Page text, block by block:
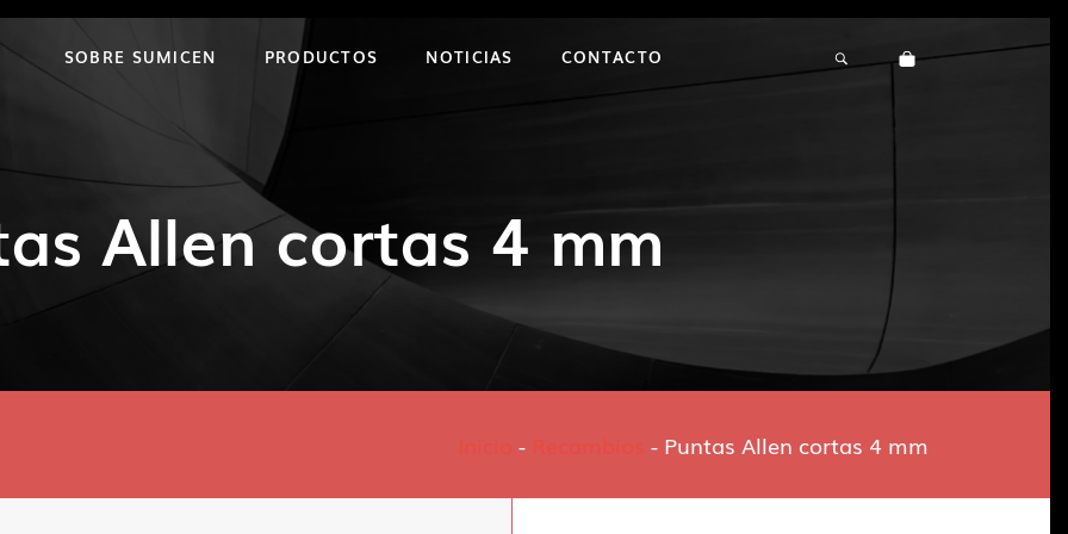
SOBRE SUMICEN PRODUCTOS NOTICIAS CONTACTO
Allen cortas 4 mm
- - Puntas Allen cortas 4 mm